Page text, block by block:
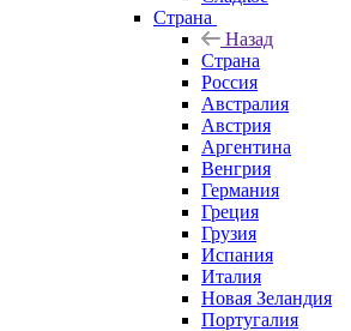
Страна
Назад
Страна
Россия
Австралия
Австрия
Аргентина
Венгрия
Германия
Греция
Грузия
Испания
Италия
Новая Зеландия
Португалия